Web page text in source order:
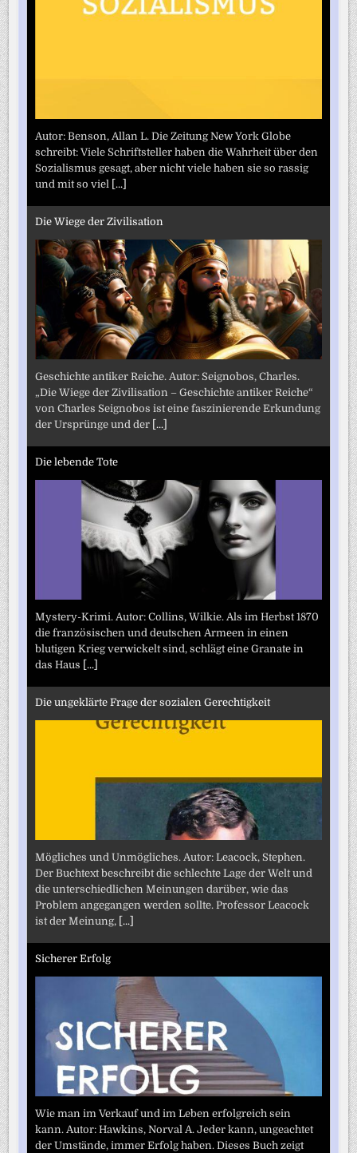
Autor: Benson, Allan L. Die Zeitung New York Globe
schreibt: Viele Schriftsteller haben die Wahrheit über den
Sozialismus gesagt, aber nicht viele haben sie so rassig
und mit so viel [...]
Die Wiege der Zivilisation
Geschichte antiker Reiche. Autor: Seignobos, Charles.
„Die Wiege der Zivilisation – Geschichte antiker Reiche“
von Charles Seignobos ist eine faszinierende Erkundung
der Ursprünge und der [...]
Die lebende Tote
Mystery-Krimi. Autor: Collins, Wilkie. Als im Herbst 1870
die französischen und deutschen Armeen in einen
blutigen Krieg verwickelt sind, schlägt eine Granate in
das Haus [...]
Die ungeklärte Frage der sozialen Gerechtigkeit
Mögliches und Unmögliches. Autor: Leacock, Stephen.
Der Buchtext beschreibt die schlechte Lage der Welt und
die unterschiedlichen Meinungen darüber, wie das
Problem angegangen werden sollte. Professor Leacock
ist der Meinung, [...]
Sicherer Erfolg
Wie man im Verkauf und im Leben erfolgreich sein
kann. Autor: Hawkins, Norval A. Jeder kann, ungeachtet
der Umstände, immer Erfolg haben. Dieses Buch zeigt